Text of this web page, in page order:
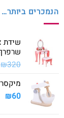
הנמכרים ביותר…
שידת
₪320
₪60